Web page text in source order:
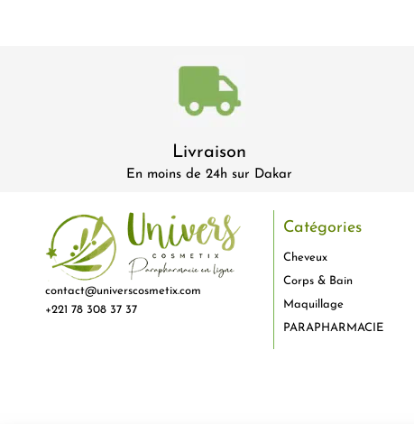
Livraison
En moins de 24h sur Dakar
contact@universcosmetix.com
+221 78 308 37 37
Catégories
Cheveux
Corps & Bain
Maquillage
PARAPHARMACIE